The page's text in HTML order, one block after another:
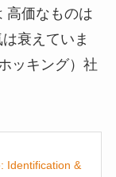
高価なものは
衰えていま
ッキング）社
Identification &